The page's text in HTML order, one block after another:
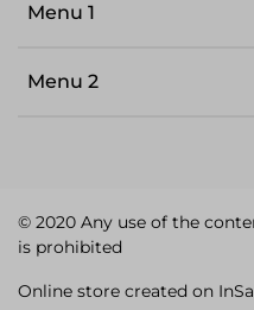
Menu 1
Menu 2
© 2020 Any use of the
is prohibited
Online store created on